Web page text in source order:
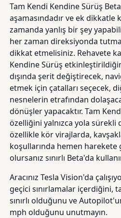
Tam Kendi Kendine Sürüş
aşamasındadır ve ek dikkatle
zamanda yanlış bir şey
her zaman direksiyonda
dikkat etmelisiniz. Rehavete
Kendine Sürüş
dışında şerit değiştirecek,
etmek için çatalları seçecek,
nesnelerin etrafından
dönüşler yapacaktır. Tam
özelliğini yalnızca yola sürekli
özellikle kör virajlarda,
koşullarında hemen harekete
olursanız sınırlı Beta'da
Aracınız Tesla Vision'da
geçici sınırlamalar içerdiğini,
sınırlı olduğunu ve
mph olduğunu unutmayın.